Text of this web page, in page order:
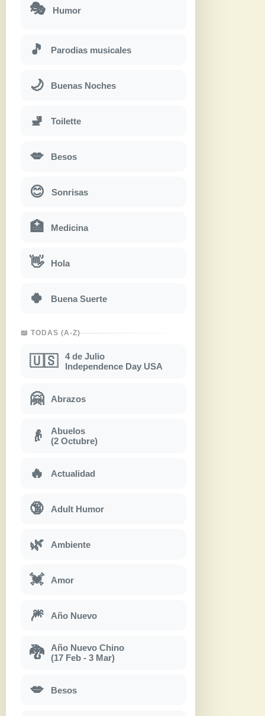
🎭 Humor
🎵 Parodias musicales
🌙 Buenas Noches
🚽 Toilette
💋 Besos
😊 Sonrisas
🏥 Medicina
👋 Hola
🍀 Buena Suerte
📖 TODAS (A-Z)
🇺🇸
4 de Julio
Independence Day USA
🤗 Abrazos
👴
Abuelos
(2 Octubre)
🔥 Actualidad
🔞 Adult Humor
🌿 Ambiente
💓 Amor
🎆 Año Nuevo
🐉
Año Nuevo Chino
(17 Feb - 3 Mar)
💋 Besos